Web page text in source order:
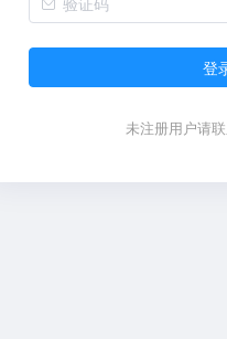
登
未注册用户请